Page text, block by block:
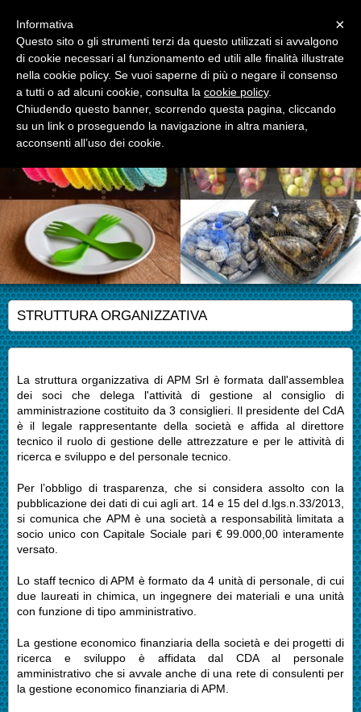
APM S.r.l.
Advanced Polymer Materials
STRUTTURA ORGANIZZATIVA
La struttura organizzativa di APM Srl è formata dall'assemblea
dei soci che delega l'attività di gestione al consiglio di
amministrazione costituito da 3 consiglieri. Il presidente del CdA
è il legale rappresentante della società e affida al direttore
tecnico il ruolo di gestione delle attrezzature e per le attività di
ricerca e sviluppo e del personale tecnico.
Per l’obbligo di trasparenza, che si considera assolto con la
pubblicazione dei dati di cui agli art. 14 e 15 del d.lgs.n.33/2013,
si comunica che APM è una società a responsabilità limitata a
socio unico con Capitale Sociale pari € 99.000,00 interamente
versato.
Lo staff tecnico di APM è formato da 4 unità di personale, di cui
due laureati in chimica, un ingegnere dei materiali e una unità
con funzione di tipo amministrativo.
La gestione economico finanziaria della società e dei progetti di
ricerca e sviluppo è affidata dal CDA al personale
amministrativo che si avvale anche di una rete di consulenti per
la gestione economico finanziaria di APM.
×
Informativa
Questo sito o gli strumenti terzi da questo utilizzati si avvalgono
di cookie necessari al funzionamento ed utili alle finalità illustrate
nella cookie policy. Se vuoi saperne di più o negare il consenso
a tutti o ad alcuni cookie, consulta la cookie policy.
Chiudendo questo banner, scorrendo questa pagina, cliccando
su un link o proseguendo la navigazione in altra maniera,
acconsenti all’uso dei cookie.